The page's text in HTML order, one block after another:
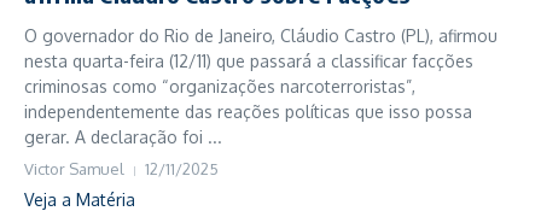
O governador do Rio de Janeiro, Cláudio Castro (PL), afirmou
nesta quarta-feira (12/11) que passará a classificar facções
criminosas como “organizações narcoterroristas”,
independentemente das reações políticas que isso possa
gerar. A declaração foi ...
Victor Samuel 12/11/2025
Veja a Matéria